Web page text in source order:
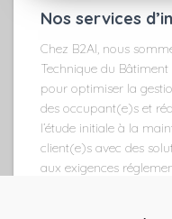
Nos services
Chez B2AI, nous
Technique du
pour optimiser la
des occupant(e)s et
l’étude initiale à la
client(e)s avec des
aux exigences